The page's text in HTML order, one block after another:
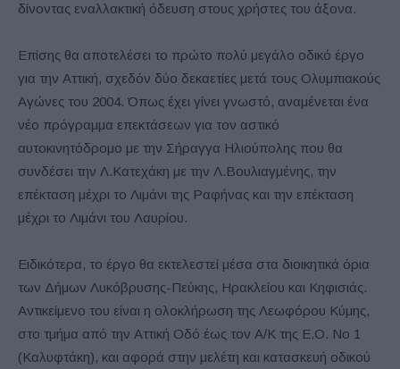
δίνοντας εναλλακτική όδευση στους χρήστες του άξονα.
Επίσης θα αποτελέσει το πρώτο πολύ μεγάλο οδικό έργο
για την Αττική, σχεδόν δύο δεκαετίες μετά τους Ολυμπιακούς
Αγώνες του 2004. Όπως έχει γίνει γνωστό, αναμένεται ένα
νέο πρόγραμμα επεκτάσεων για τον αστικό
αυτοκινητόδρομο με την Σήραγγα Ηλιούπολης που θα
συνδέσει την Λ.Κατεχάκη με την Λ.Βουλιαγμένης, την
επέκταση μέχρι το Λιμάνι της Ραφήνας και την επέκταση
μέχρι το Λιμάνι του Λαυρίου.
Ειδικότερα, το έργο θα εκτελεστεί μέσα στα διοικητικά όρια
των Δήμων Λυκόβρυσης-Πεύκης, Ηρακλείου και Κηφισιάς.
Αντικείμενο του είναι η ολοκλήρωση της Λεωφόρου Κύμης,
στο τμήμα από την Αττική Οδό έως τον Α/Κ της Ε.Ο. Νο 1
(Καλυφτάκη), και αφορά στην μελέτη και κατασκευή οδικού